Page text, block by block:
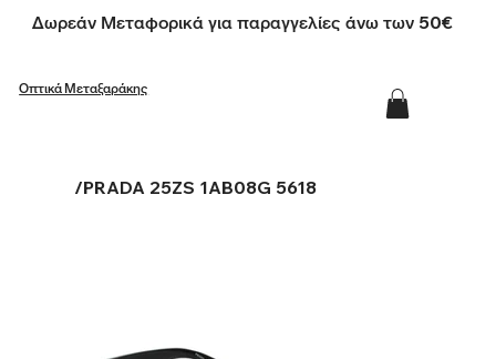
Δωρεάν Μεταφορικά για παραγγελίες άνω των 50€
Οπτικά Μεταξαράκης
/PRADA 25ZS 1AB08G 5618